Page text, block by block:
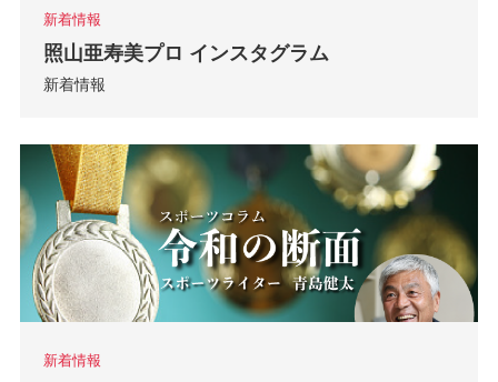
新着情報
照山亜寿美プロ インスタグラム
新着情報
新着情報